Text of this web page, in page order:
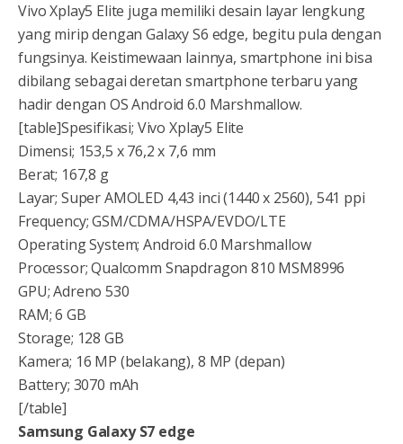
Vivo Xplay5 Elite juga memiliki desain layar lengkung
yang mirip dengan Galaxy S6 edge, begitu pula dengan
fungsinya. Keistimewaan lainnya, smartphone ini bisa
dibilang sebagai deretan smartphone terbaru yang
hadir dengan OS Android 6.0 Marshmallow.
[table]Spesifikasi; Vivo Xplay5 Elite
Dimensi; 153,5 x 76,2 x 7,6 mm
Berat; 167,8 g
Layar; Super AMOLED 4,43 inci (1440 x 2560), 541 ppi
Frequency; GSM/CDMA/HSPA/EVDO/LTE
Operating System; Android 6.0 Marshmallow
Processor; Qualcomm Snapdragon 810 MSM8996
GPU; Adreno 530
RAM; 6 GB
Storage; 128 GB
Kamera; 16 MP (belakang), 8 MP (depan)
Battery; 3070 mAh
[/table]
Samsung Galaxy S7 edge